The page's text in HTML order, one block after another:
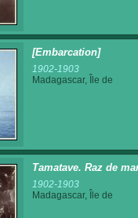
[Embarcation]
1902-1903
Madagascar, Île de
Tamatave. Raz de
1902-1903
Madagascar, Île de